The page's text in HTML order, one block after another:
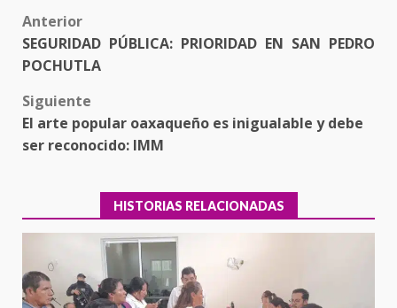
Post
navigation
Anterior
SEGURIDAD PÚBLICA: PRIORIDAD EN SAN PEDRO
POCHUTLA
Siguiente
El arte popular oaxaqueño es inigualable y debe
ser reconocido: IMM
HISTORIAS RELACIONADAS